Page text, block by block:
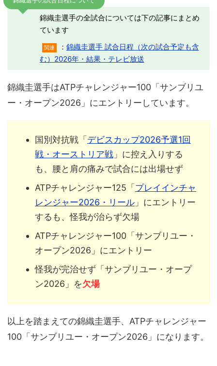
錦織圭選手の全試合については下の記事にまとめ
ています
関連 ： 錦織圭選手 試合日程（次の試合予定も含
む）2026年・結果・テレビ放送
錦織圭選手はATPチャレンジャー100「サンブリユ
ー・オープン2026」にエントリーしています。
国別対抗戦「 デビスカップ2026予選1回
戦・オーストリア戦 」に控え入りする
も、腰と肩の痛みで試合には出場せず
ATPチャレンジャー125「 プレイインチャ
レンジャー2026・リール 」にエントリー
するも、怪我が治らず欠場
ATPチャレンジャー100「サンブリユー・
オープン2026」にエントリー
怪我が完治せず「サンブリユー・オープ
ン2026」を欠場
以上を踏まえての錦織圭選手、ATPチャレンジャー
100「サンブリユー・オープン2026」になります。